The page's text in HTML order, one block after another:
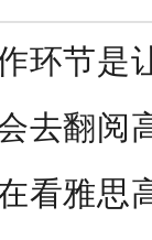
环节是
去翻阅
看雅思